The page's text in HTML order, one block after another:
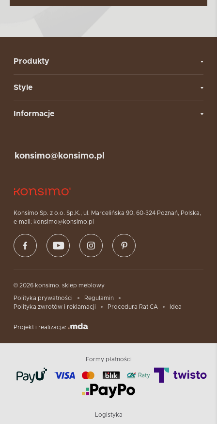
Produkty
Style
Informacje
Konsimo Sp. z o.o. Sp.K., ul. Marcelińska 90, 60-324 Poznań, Polska,
e-mail: konsimo@konsimo.pl
konsimo@konsimo.pl
© 2026 konsimo. sklep meblowy
Polityka prywatności
Regulamin
Polityka zwrotów i reklamacji
Procedura Rat CA Idea
Projekt i realizacja:
Formy płatności
Logistyka